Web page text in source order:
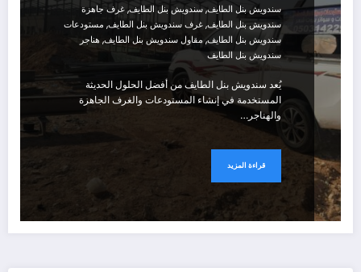
سندويش بنل الطايف, سندويش بنل الطايف, غرف جاهزة
سندويش بنل الطايف, غرف سندويش بنل الطايف, مستودعات
سندويش بنل الطايف, مقاول سندويش بنل الطايف, هناجر
سندويش بنل الطايف
يُعد سندويش بنل الطايف من أفضل الحلول الحديثة
المستخدمة في إنشاء المستودعات والغرف الجاهزة
والهناجر…
قراءة المزيد